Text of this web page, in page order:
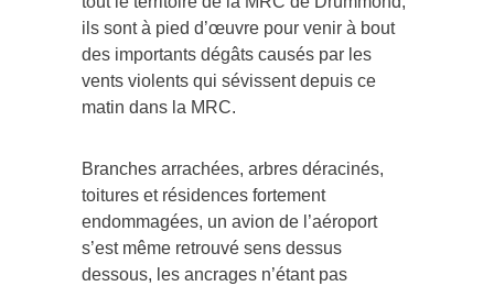
ils sont à pied d’œuvre pour venir à bout
des importants dégâts causés par les
vents violents qui sévissent depuis ce
matin dans la MRC.
Branches arrachées, arbres déracinés,
toitures et résidences fortement
endommagées, un avion de l’aéroport
s’est même retrouvé sens dessus
dessous, les ancrages n’étant pas